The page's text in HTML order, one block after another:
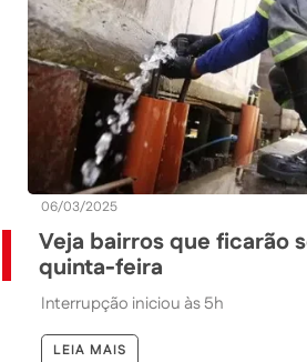
06/03/2025
Veja bairros que ficarão
quinta-feira
Interrupção iniciou às 5h
LEIA MAIS